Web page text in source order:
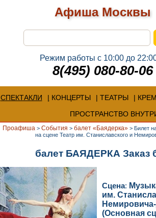
Афиша Москвы
Режим работы с 10:00 до
8(495) 080-80-06
СПЕКТАКЛИ КОНЦЕРТЫ ТЕАТРЫ
ПРОСТРАНСТВО
Проафиша > События > балет «Баядерка» > Билет
на сцене Театр им. Станиславского и
балет БАЯДЕРКА Заказ
Сцена:
им.
(Основная